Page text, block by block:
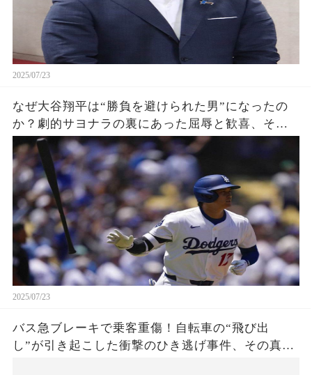
2025/07/23
なぜ大谷翔平は“勝負を避けられた男”になったの
か？劇的サヨナラの裏にあった屈辱と歓喜、その
瞬間をあなたはどう見る？
2025/07/23
バス急ブレーキで乗客重傷！自転車の“飛び出
し”が引き起こした衝撃のひき逃げ事件、その真相